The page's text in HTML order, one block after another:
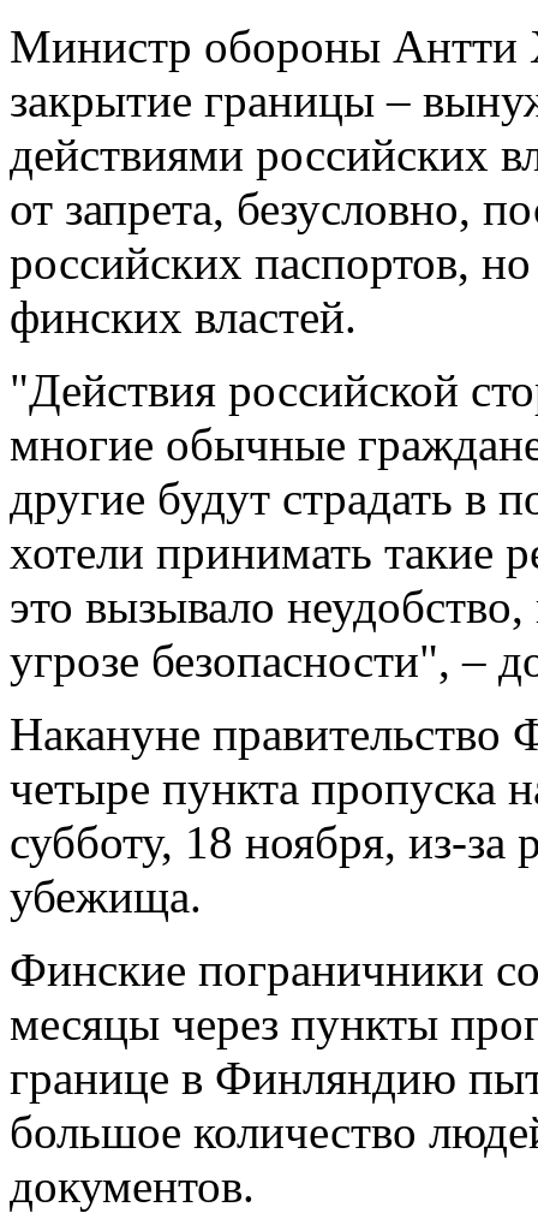
Министр обороны Антти
закрытие границы –
действиями российских
от запрета, безусловно,
российских паспортов,
финских властей.
"Действия российской
многие обычные
другие будут страдать в
хотели принимать такие
это вызывало
угрозе безопасности", –
Накануне
четыре пункта пропуска
субботу, 18 ноября, из-за
убежища.
Финские пограничники
месяцы через пункты
границе в Финляндию
большое количество
документов.